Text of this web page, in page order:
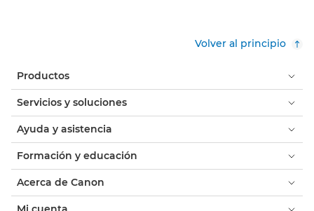
Volver al principio
Productos
Servicios y soluciones
Ayuda y asistencia
Formación y educación
Acerca de Canon